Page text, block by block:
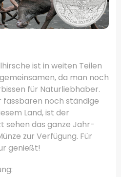
ist in weiten Teilen
da man noch
für Naturliebhaber.
fassbaren noch ständige
Land, ist der
sehen das ganze Jahr-
zur Verfügung. Für
genießt!